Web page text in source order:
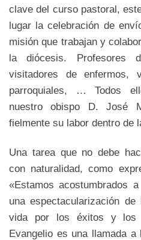
clave del curso pastoral,
lugar la celebración de
misión que trabajan y
la diócesis. Profesores
visitadores de enfermos,
parroquiales, … Todos
nuestro obispo D. José
fielmente su labor dentro de
Una tarea que no debe
con naturalidad, como
«Estamos acostumbrados
una espectacularización
vida por los éxitos y los
Evangelio es una llamada a